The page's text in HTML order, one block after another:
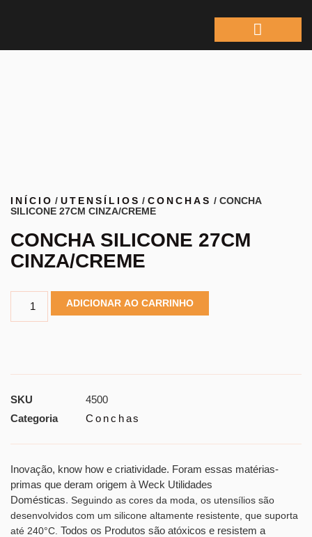
INÍCIO /UTENSÍLIOS /CONCHAS / CONCHA
SILICONE 27CM CINZA/CREME
CONCHA SILICONE 27CM
CINZA/CREME
ADICIONAR AO CARRINHO
SKU
4500
Categoria
Conchas
Inovação, know how e criatividade. Foram essas matérias-
primas que deram origem à Weck Utilidades
Domésticas. Seguindo as cores da moda, os utensílios são
desenvolvidos com um silicone altamente resistente, que suporta
até 240°C. Todos os Produtos são atóxicos e resistem a